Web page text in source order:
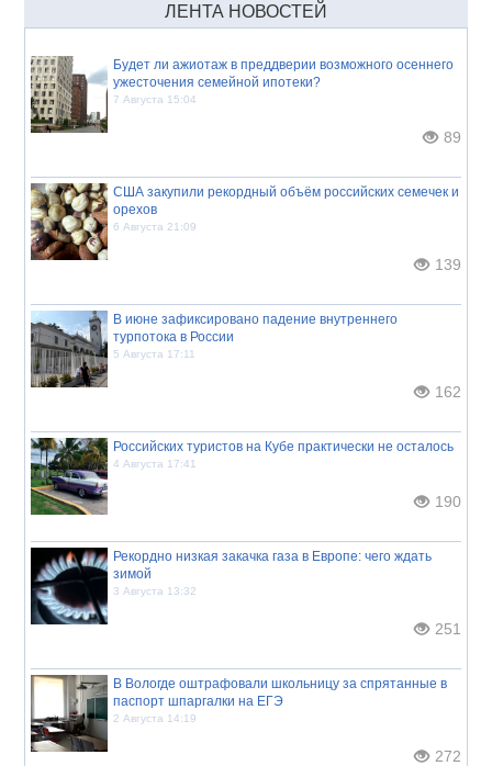
ЛЕНТА НОВОСТЕЙ
Будет ли ажиотаж в преддверии возможного осеннего
ужесточения семейной ипотеки?
7 Августа 15:04
89
США закупили рекордный объём российских семечек и
орехов
6 Августа 21:09
139
В июне зафиксировано падение внутреннего
турпотока в России
5 Августа 17:11
162
Российских туристов на Кубе практически не осталось
4 Августа 17:41
190
Рекордно низкая закачка газа в Европе: чего ждать
зимой
3 Августа 13:32
251
В Вологде оштрафовали школьницу за спрятанные в
паспорт шпаргалки на ЕГЭ
2 Августа 14:19
272